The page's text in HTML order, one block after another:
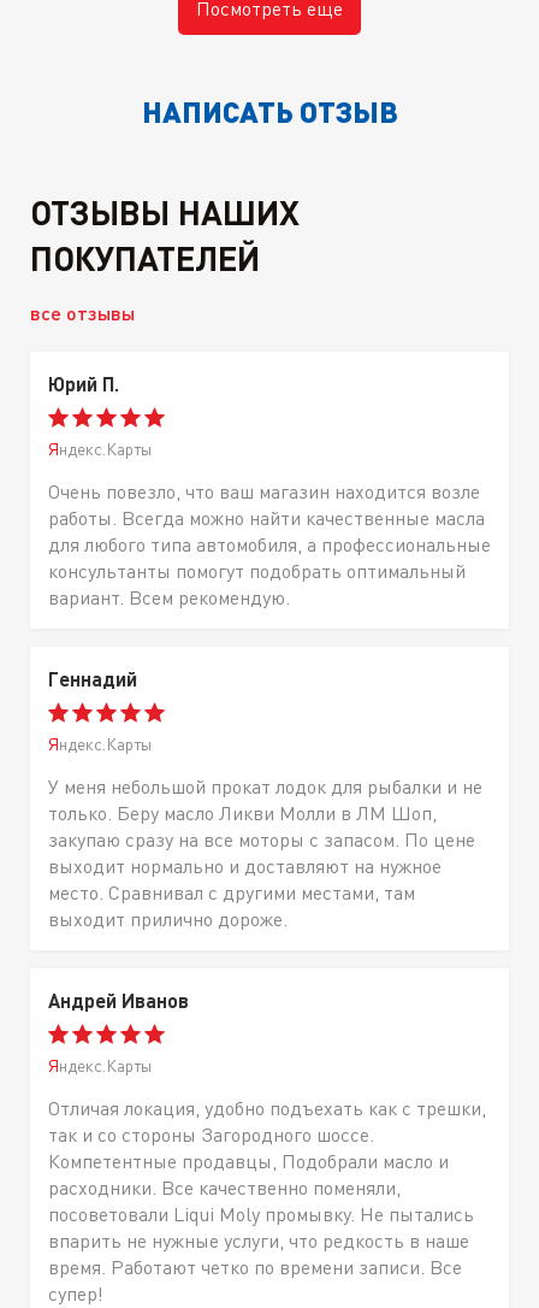
Посмотреть еще
НАПИСАТЬ ОТЗЫВ
ОТЗЫВЫ НАШИХ
ПОКУПАТЕЛЕЙ
все отзывы
Юрий П.
Яндекс.Карты
Очень повезло, что ваш магазин находится возле
работы. Всегда можно найти качественные масла
для любого типа автомобиля, а профессиональные
консультанты помогут подобрать оптимальный
вариант. Всем рекомендую.
Геннадий
Яндекс.Карты
У меня небольшой прокат лодок для рыбалки и не
только. Беру масло Ликви Молли в ЛМ Шоп,
закупаю сразу на все моторы с запасом. По цене
выходит нормально и доставляют на нужное
место. Сравнивал с другими местами, там
выходит прилично дороже.
Андрей Иванов
Яндекс.Карты
Отличая локация, удобно подъехать как с трешки,
так и со стороны Загородного шоссе.
Компетентные продавцы, Подобрали масло и
расходники. Все качественно поменяли,
посоветовали Liqui Moly промывку. Не пытались
впарить не нужные услуги, что редкость в наше
время. Работают четко по времени записи. Все
супер!